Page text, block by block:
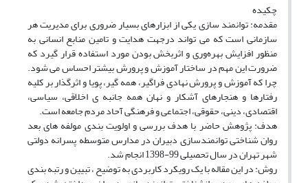
چکیده
مقدمه: توانمند سازی یکی از ابزارهای بسیار ضروری برای مدیریت هر
سازمانی است که می تواند درجهت هدایت و تامین منابع انسانی به
منظور افزایش بهره‌وری و اثربخش بودن مورد استفاده قرار گیرد که
ضرورت این مهم در ساختار آموزش و پرورش بیشتر احساس می شود.
چرا که آموزش و پرورش نهادی فراگیر، همه گیر، پویا و اثرگذار بر کلیه
رفتارها و هنجارهای آشکار و نهان همه جانبه ی اخلاقی، سیاسی،
اقتصادی، دینی، حقوقی، اجتماعی و فرهنگی آحاد مردم جامعه است.
هدف: پژوهش حاضر با هدف بررسی و اولویت بندی مولفه های بعد
روان شناختی توانمندسازی دبیران در مدارس متوسطه پسرانه دولتی
شهر تهران در سال تحصیلی 99-1398 انجام شد.
روش: در این مقاله با یک رویکرد کاربردی به توضیح ، تبیین و رتبه بندی